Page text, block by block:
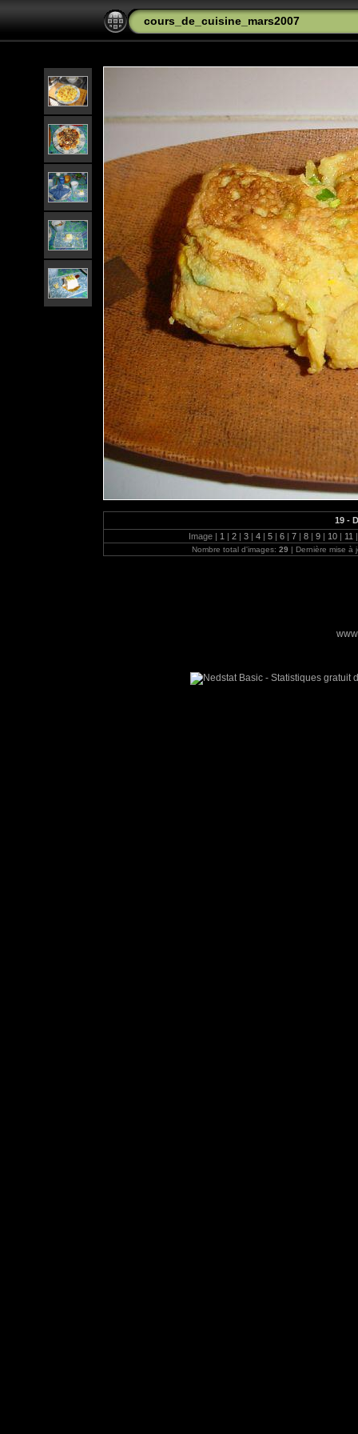
cours_de_cuisine_mars2007
19 -
Image | 1 | 2 | 3 | 4 | 5 | 6 | 7 | 8 | 9 | 10 | 11 |
Nombre total d'images: 29 | Dernière mise à